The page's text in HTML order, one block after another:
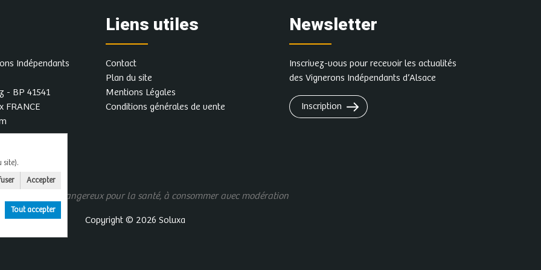
réserver une date
Plus d'infos et
autres dates
Indépendants
- BP 41541
FRANCE
Liens utiles
Contact
Plan du site
Mentions Légales
Conditions générales de vente
Newsletter
Inscrivez-vous pour recevoir les actualités
des Vignerons Indépendants d’Alsace
Inscription
d'alcool est dangereux pour la santé, à consommer avec modération
Copyright © 2026 Soluxa
site).
Accepter
Tout accepter